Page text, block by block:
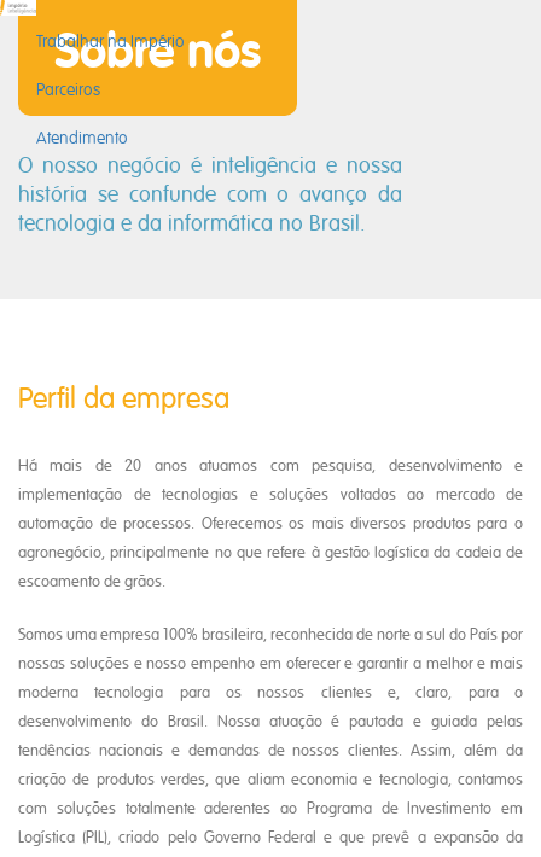
Trabalhar na Império
Parceiros
Atendimento
Sobre nós
O nosso negócio é inteligência e nossa
história se confunde com o avanço da
tecnologia e da informática no Brasil.
Perfil da empresa
Há mais de 20 anos atuamos com pesquisa, desenvolvimento e
implementação de tecnologias e soluções voltados ao mercado de
automação de processos. Oferecemos os mais diversos produtos para o
agronegócio, principalmente no que refere à gestão logística da cadeia de
escoamento de grãos.
Somos uma empresa 100% brasileira, reconhecida de norte a sul do País por
nossas soluções e nosso empenho em oferecer e garantir a melhor e mais
moderna tecnologia para os nossos clientes e, claro, para o
desenvolvimento do Brasil. Nossa atuação é pautada e guiada pelas
tendências nacionais e demandas de nossos clientes. Assim, além da
criação de produtos verdes, que aliam economia e tecnologia, contamos
com soluções totalmente aderentes ao Programa de Investimento em
Logística (PIL), criado pelo Governo Federal e que prevê a expansão da